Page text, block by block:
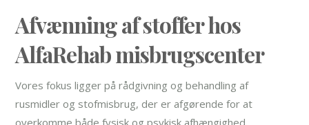
Afvænning af stoffer hos
AlfaRehab misbrugscenter
Vores fokus ligger på rådgivning og behandling af
rusmidler og stofmisbrug, der er afgørende for at
overkomme både fysisk og psykisk afhængighed.